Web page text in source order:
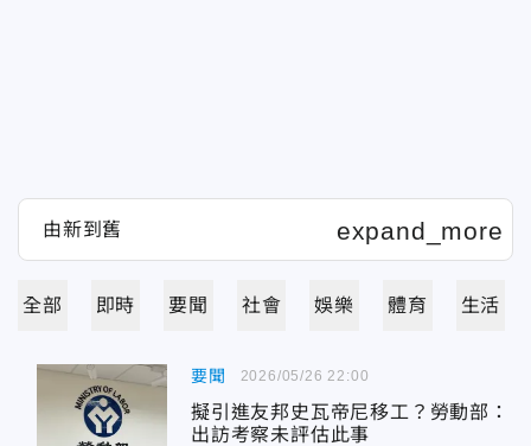
全部 即時 要聞 社會 娛樂 體育 生活
要聞
擬引進友邦史瓦帝尼移工？勞動部：
出訪考察未評估此事
2026/05/26 22:00